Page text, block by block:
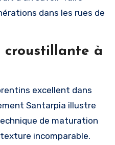
dans les rues de
à
excellent dans
Santarpia illustre
de maturation
incomparable.